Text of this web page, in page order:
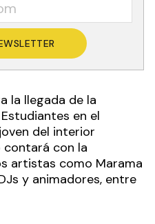
la llegada de la
en el
del interior
contará con la
artistas como Marama
y animadores, entre